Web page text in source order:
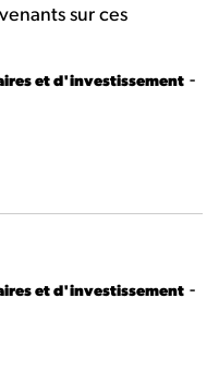
sur ces
et d'investissement -
et d'investissement -